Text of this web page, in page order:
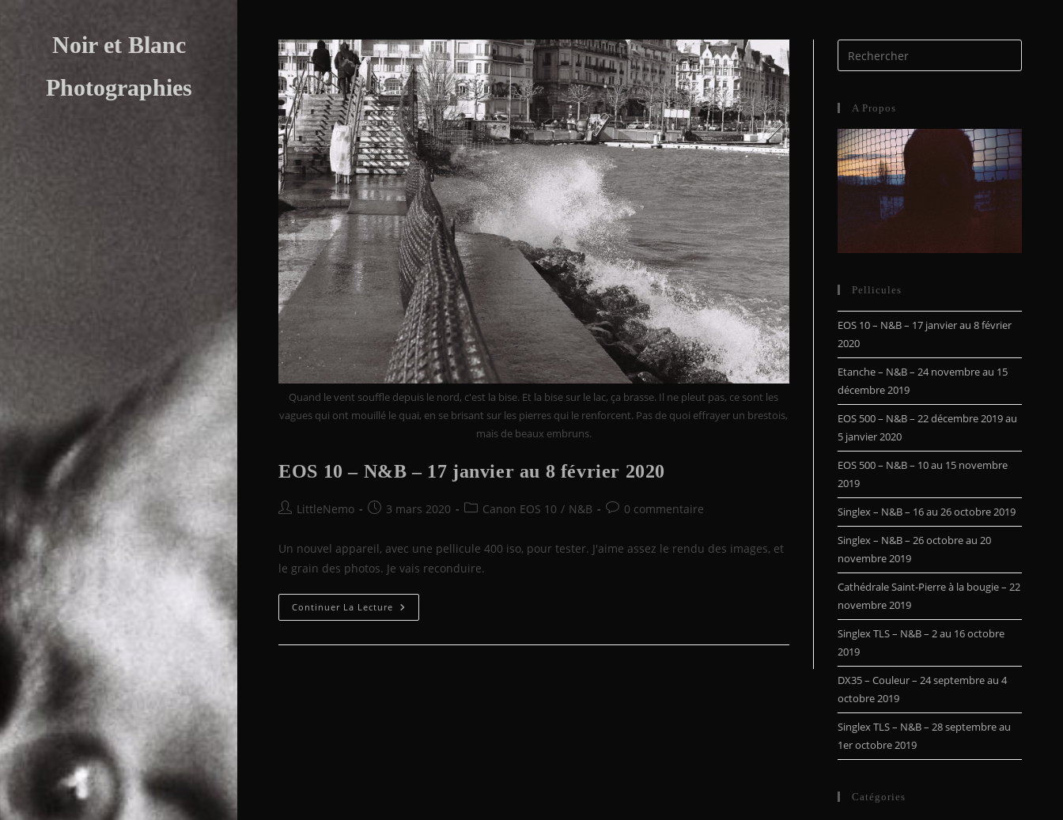
Noir et Blanc
Photographies
Quand le vent souffle depuis le nord, c'est la bise. Et la bise sur le lac, ça brasse. Il ne pleut pas, ce sont les
vagues qui ont mouillé le quai, en se brisant sur les pierres qui le renforcent. Pas de quoi effrayer un brestois,
mais de beaux embruns.
EOS 10 – N&B – 17 janvier au 8 février 2020
Auteur/autrice
la
publication :
LittleNemo
Publication
3 mars 2020
PostCanon EOS 10 / N&B
Commentaires
la
0 commentaire
Un nouvel appareil, avec une pellicule 400 iso, pour tester. J'aime assez le rendu des images, et
le grain des photos. Je vais reconduire.
Continuer La Lecture EOS
10
A Propos
Pellicules
EOS 10 – N&B – 17 janvier au 8 février
2020
Etanche – N&B – 24 novembre au 15
décembre 2019
EOS 500 – N&B – 22 décembre 2019 au
5 janvier 2020
EOS 500 – N&B – 10 au 15 novembre
2019
Singlex – N&B – 16 au 26 octobre 2019
Singlex – N&B – 26 octobre au 20
novembre 2019
Cathédrale Saint-Pierre à la bougie – 22
novembre 2019
Singlex TLS – N&B – 2 au 16 octobre
2019
DX35 – Couleur – 24 septembre au 4
octobre 2019
Singlex TLS – N&B – 28 septembre au
1er octobre 2019
Catégories